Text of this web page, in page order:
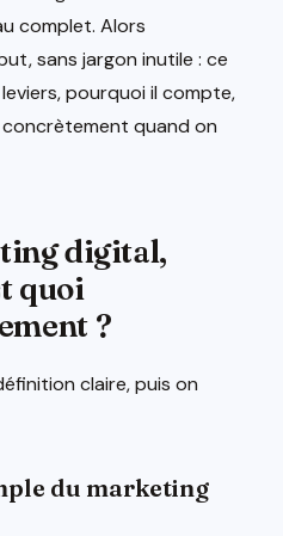
complet. Alors
sans jargon inutile : ce
pourquoi il compte,
quand on
digital,
quoi
?
claire, puis on
du marketing